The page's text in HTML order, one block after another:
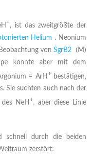
+, ist das zweitgrößte der
Helium . Neonium
von SgrB2
(M)
konnte aber mit dem
= ArH +bestätigen,
Sie suchten auch nach der
NeH +, aber diese Linie
schnell durch die beiden
zerstört: